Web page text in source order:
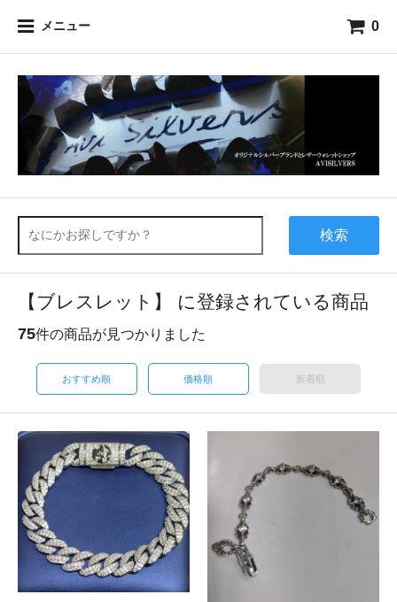
メニュー 0
検索
【ブレスレット】 に登録されている商品
75件の商品が見つかりました
おすすめ順 価格順 新着順